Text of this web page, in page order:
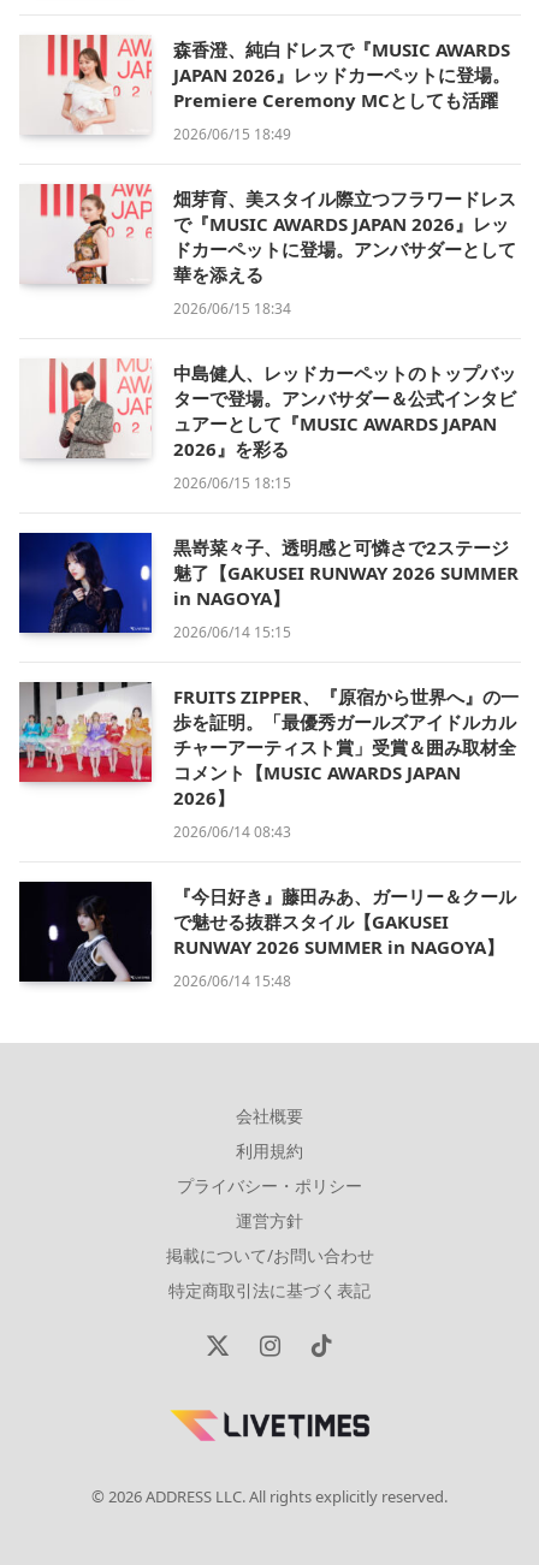
森香澄、純白ドレスで『MUSIC AWARDS
JAPAN 2026』レッドカーペットに登場。
Premiere Ceremony MCとしても活躍
2026/06/15 18:49
畑芽育、美スタイル際立つフラワードレス
で『MUSIC AWARDS JAPAN 2026』レッ
ドカーペットに登場。アンバサダーとして
華を添える
2026/06/15 18:34
中島健人、レッドカーペットのトップバッ
ターで登場。アンバサダー＆公式インタビ
ュアーとして『MUSIC AWARDS JAPAN
2026』を彩る
2026/06/15 18:15
黒嵜菜々子、透明感と可憐さで2ステージ
魅了【GAKUSEI RUNWAY 2026 SUMMER
in NAGOYA】
2026/06/14 15:15
FRUITS ZIPPER、『原宿から世界へ』の一
歩を証明。「最優秀ガールズアイドルカル
チャーアーティスト賞」受賞＆囲み取材全
コメント【MUSIC AWARDS JAPAN
2026】
2026/06/14 08:43
『今日好き』藤田みあ、ガーリー＆クール
で魅せる抜群スタイル【GAKUSEI
RUNWAY 2026 SUMMER in NAGOYA】
2026/06/14 15:48
会社概要
利用規約
プライバシー・ポリシー
運営方針
掲載について/お問い合わせ
特定商取引法に基づく表記
X
InstagramTikTok
© 2026 ADDRESS LLC. All rights explicitly reserved.